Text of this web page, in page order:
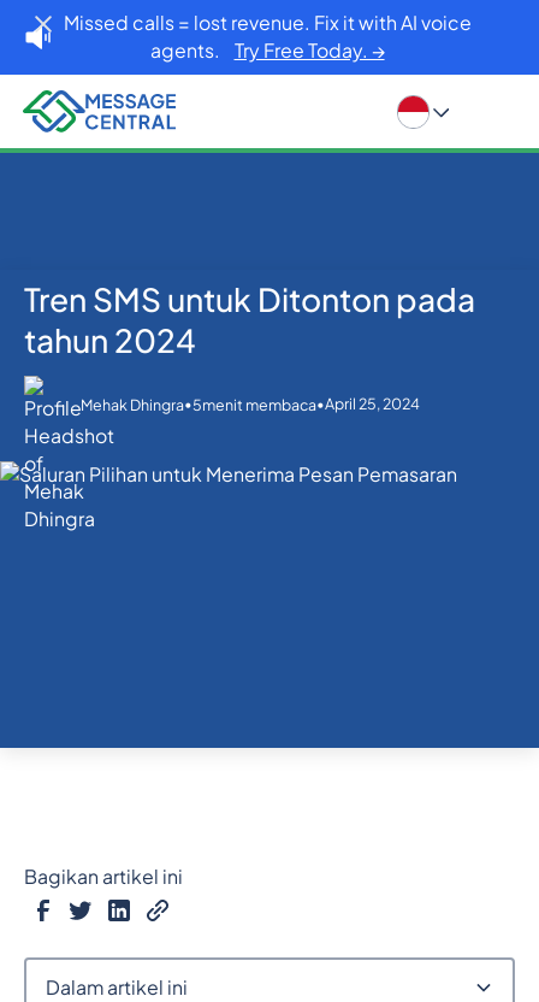
Missed calls = lost revenue. Fix it with AI voice
agents. Try Free Today. →
Rumah Blog
Lainnya
Tren SMS untuk Ditonton pada
tahun 2024
Mehak Dhingra•5menit membaca•April 25, 2024
Bagikan artikel ini
Dalam artikel ini